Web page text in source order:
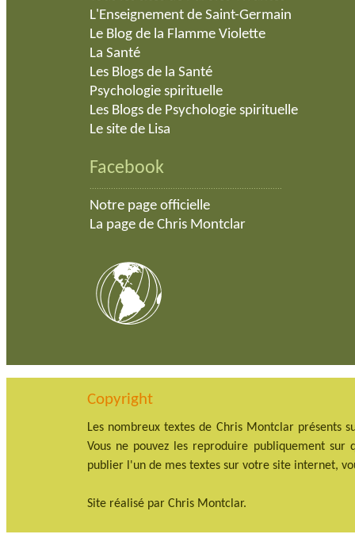
L'Enseignement de Saint-Germain
Le Blog de la Flamme Violette
La Santé
Les Blogs de la Santé
Psychologie spirituelle
Les Blogs de Psychologie spirituelle
Le site de Lisa
Facebook
.................................................................................
Notre page officielle
La page de Chris Montclar
Copyright
Les nombreux textes de Chris Montclar
Vous ne pouvez les reproduire publiquement
publier l'un de mes textes sur votre site internet,
Site réalisé par Chris Montclar.